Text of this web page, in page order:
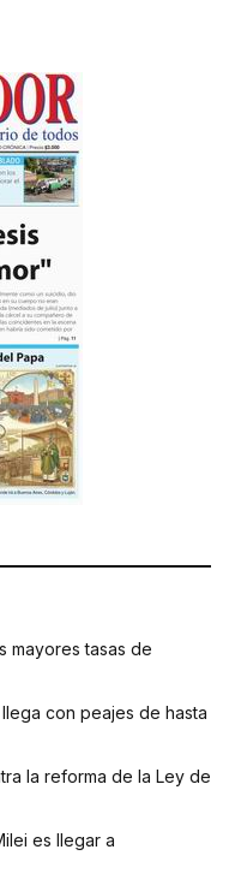
mayores tasas de
con peajes de hasta
la reforma de la Ley de
es llegar a